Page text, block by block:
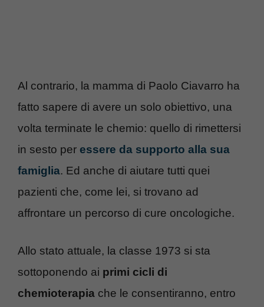
Al contrario, la mamma di Paolo Ciavarro ha
fatto sapere di avere un solo obiettivo, una
volta terminate le chemio: quello di rimettersi
in sesto per essere da supporto alla sua
famiglia. Ed anche di aiutare tutti quei
pazienti che, come lei, si trovano ad
affrontare un percorso di cure oncologiche.
Allo stato attuale, la classe 1973 si sta
sottoponendo ai primi cicli di
chemioterapia che le consentiranno, entro